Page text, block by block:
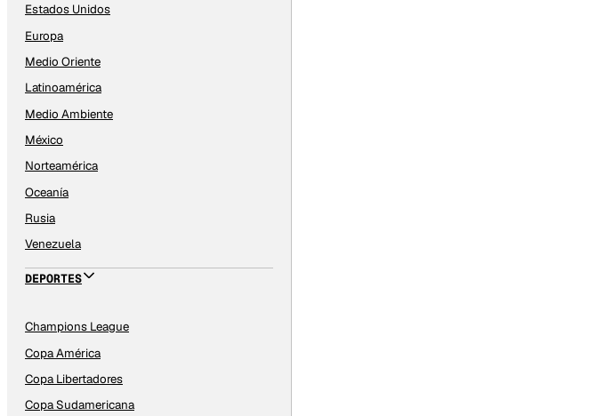
Estados Unidos
Europa
Medio Oriente
Latinoamérica
Medio Ambiente
México
Norteamérica
Oceanía
Rusia
Venezuela
DEPORTES
Champions League
Copa América
Copa Libertadores
Copa Sudamericana